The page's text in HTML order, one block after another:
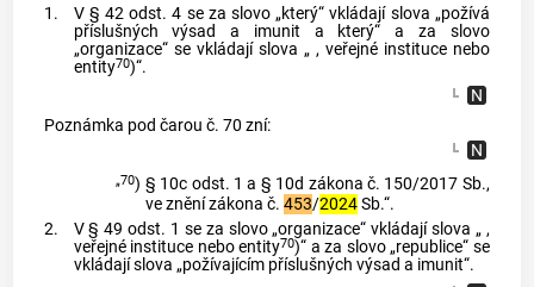
1.
V § 42 odst. 4 se za slovo „který“ vkládají slova „požívá
příslušných výsad a imunit a který“ a za slovo
„organizace“ se vkládají slova „ , veřejné instituce nebo
entity70)“.
Poznámka pod čarou č. 70 zní:
„70) § 10c odst. 1 a § 10d zákona č. 150/2017 Sb.,
ve znění zákona č. 453/2024Sb.“.
2.
V § 49 odst. 1 se za slovo „organizace“ vkládají slova „ ,
veřejné instituce nebo entity70)“ a za slovo „republice“ se
vkládají slova „požívajícím příslušných výsad a imunit“.